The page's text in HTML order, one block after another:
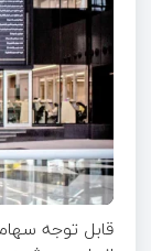
قابل توجه